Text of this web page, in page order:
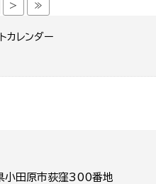
カレンダー
> ≫
田原市荻窪300番地